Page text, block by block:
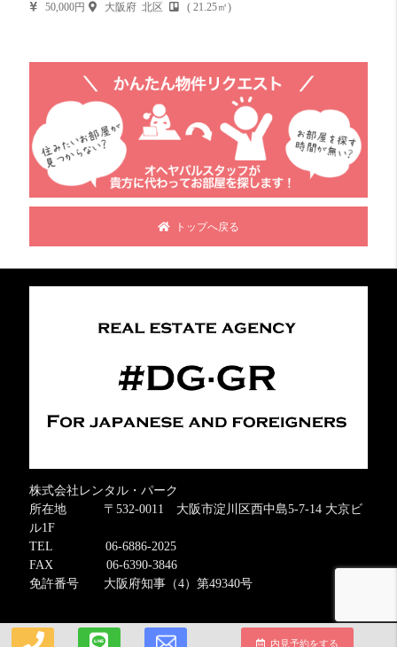
50,000円
大阪府 北区 ( 21.25㎡)
トップへ戻る
内見予約をする
株式会社レンタル・パーク
所在地 〒532-0011 大阪市淀川区西中島5-7-14 大京ビ
ル1F
TEL 06-6886-2025
FAX 06-6390-3846
免許番号 大阪府知事（4）第49340号
Copyright © 2026 · All Rights Reserved.